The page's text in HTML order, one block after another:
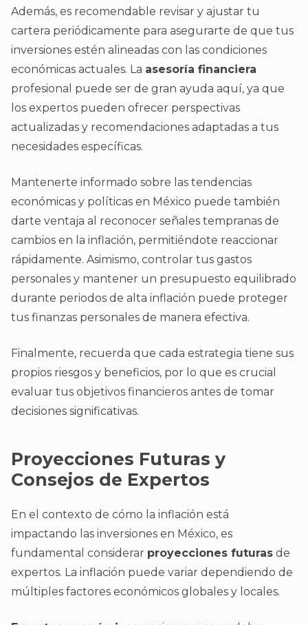
Además, es recomendable revisar y ajustar tu
cartera periódicamente para asegurarte de que tus
inversiones estén alineadas con las condiciones
económicas actuales. La asesoría financiera
profesional puede ser de gran ayuda aquí, ya que
los expertos pueden ofrecer perspectivas
actualizadas y recomendaciones adaptadas a tus
necesidades específicas.
Mantenerte informado sobre las tendencias
económicas y políticas en México puede también
darte ventaja al reconocer señales tempranas de
cambios en la inflación, permitiéndote reaccionar
rápidamente. Asimismo, controlar tus gastos
personales y mantener un presupuesto equilibrado
durante periodos de alta inflación puede proteger
tus finanzas personales de manera efectiva.
Finalmente, recuerda que cada estrategia tiene sus
propios riesgos y beneficios, por lo que es crucial
evaluar tus objetivos financieros antes de tomar
decisiones significativas.
Proyecciones Futuras y
Consejos de Expertos
En el contexto de cómo la inflación está
impactando las inversiones en México, es
fundamental considerar proyecciones futuras de
expertos. La inflación puede variar dependiendo de
múltiples factores económicos globales y locales.